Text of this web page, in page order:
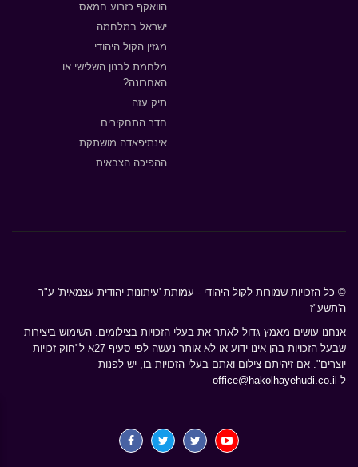
הוואקף כזרוע חמאס
ישראל במלחמה
מגזין הקול היהודי
מלחמת לבנון השלישי או
האחרונה?
תיק עזה
חדר התחקירים
אינתיפאדה מושתקת
ההפיכה הצבאית
© כל הזכויות שמורות לקול היהודי - עמותת 'עיתונות יהודית עצמאית' ע"ר
ה'תשע"ז
אנחנו עושים מאמץ גדול לאתר את בעלי הזכויות בצילומים. השימוש ביצירות
שבעל הזכויות בהן אינו ידוע או לא אותר נעשה לפי סעיף 27א ל"חוק זכויות
יוצרים". אם זיהיתם צילום ואתם בעלי הזכויות בו, יש לפנות
ל- office@hakolhayehudi.co.il